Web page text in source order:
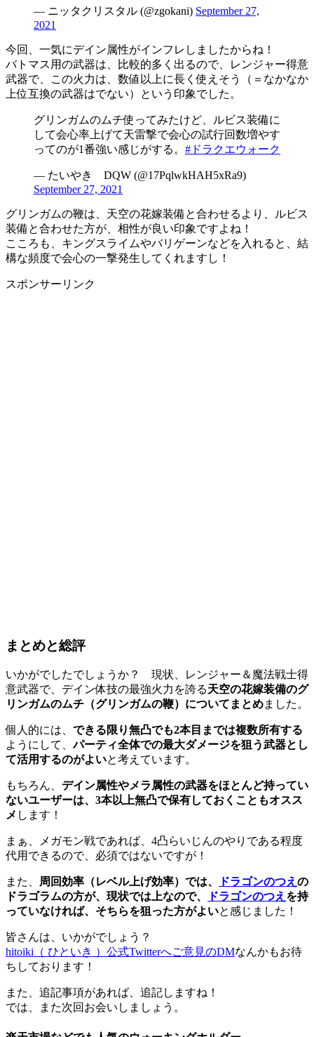
— ニッタクリスタル (@zgokani) September 27,
2021
今回、一気にデイン属性がインフレしましたからね！
バトマス用の武器は、比較的多く出るので、レンジャー得意
武器で、この火力は、数値以上に長く使えそう（＝なかなか
上位互換の武器はでない）という印象でした。
グリンガムのムチ使ってみたけど、ルビス装備に
して会心率上げて天雷撃で会心の試行回数増やす
ってのが1番強い感じがする。 #ドラクエウォーク
— たいやき DQW (@17PqlwkHAH5xRa9)
September 27, 2021
グリンガムの鞭は、天空の花嫁装備と合わせるより、ルビス
装備と合わせた方が、相性が良い印象ですよね！
こころも、キングスライムやバリゲーンなどを入れると、結
構な頻度で会心の一撃発生してくれますし！
スポンサーリンク
まとめと総評
いかがでしたでしょうか？ 現状、レンジャー＆魔法戦士得
意武器で、デイン体技の最強火力を誇る天空の花嫁装備のグ
リンガムのムチ（グリンガムの鞭）についてまとめました。
個人的には、 できる限り無凸でも2本目までは複数所有する
ようにして、パーティ全体での最大ダメージを狙う武器とし
て活用するのがよいと考えています。
もちろん、 デイン属性やメラ属性の武器をほとんど持ってい
ないユーザーは、3本以上無凸で保有しておくこともオスス
メ します！
まぁ、メガモン戦であれば、4凸らいじんのやりである程度
代用できるので、必須ではないですが！
また、 周回効率（レベル上げ効率）では、 ドラゴンのつえ の
ドラゴラムの方が、現状では上なので、
ドラゴンのつえ を持
っていなければ、そちらを狙った方がよいと感じました！
皆さんは、いかがでしょう？
hitoiki（ ひといき ）公式Twitterへご意見のDMなんかもお待
ちしております！
また、追記事項があれば、追記しますね！
では、また次回お会いしましょう。